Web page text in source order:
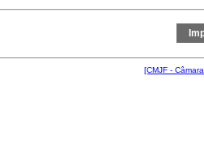
[CMJF -